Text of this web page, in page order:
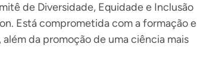
de Diversidade, Equidade e Inclusão
Está comprometida com a formação e
da promoção de uma ciência mais